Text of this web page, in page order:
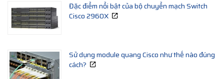
Đặc điểm nổi bật của bộ chuyển mạch Switch
Cisco 2960X
Sử dụng module quang Cisco như thế nào đúng
cách?